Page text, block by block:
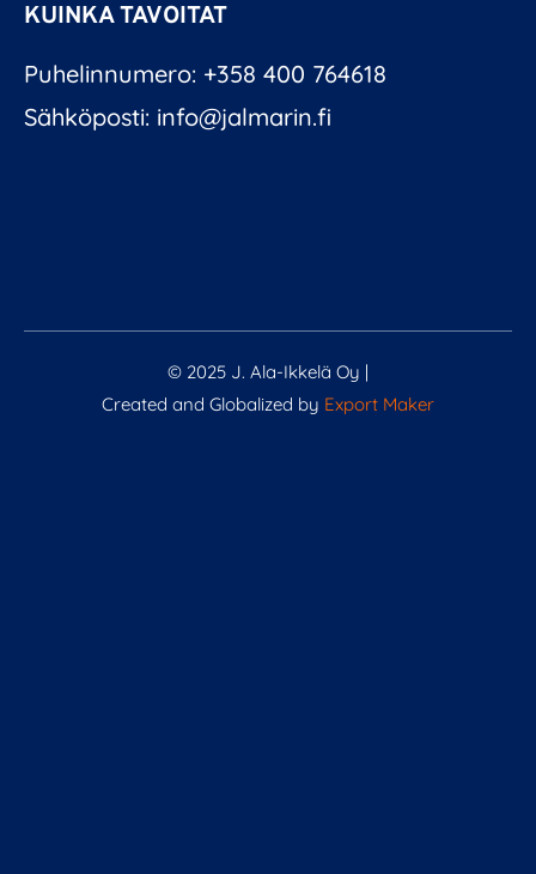
KUINKA TAVOITAT
Puhelinnumero: +358 400 764618
Sähköposti: info@jalmarin.fi
© 2025 J. Ala-Ikkelä Oy |
Created and Globalized by Export Maker